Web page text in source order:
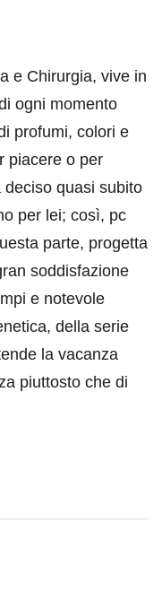
e Chirurgia, vive in
ogni momento
profumi, colori e
piacere o per
quasi subito
per lei; così, pc
parte, progetta
soddisfazione
e notevole
della serie
la vacanza
piuttosto che di